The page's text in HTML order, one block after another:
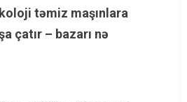
təmiz maşınlara
çatır – bazarı nə